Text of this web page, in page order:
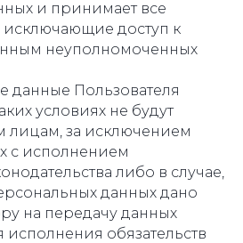
и принимает все
доступ к
неуполномоченных
данные Пользователя
условиях не будут
лицам, за исключением
с исполнением
либо в случае,
данных дано
на передачу данных
исполнения обязательств